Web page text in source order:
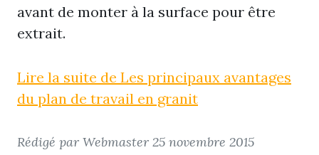
avant de monter à la surface pour être
extrait.
Lire la suite de Les principaux avantages
du plan de travail en granit
Rédigé par Webmaster 25 novembre 2015